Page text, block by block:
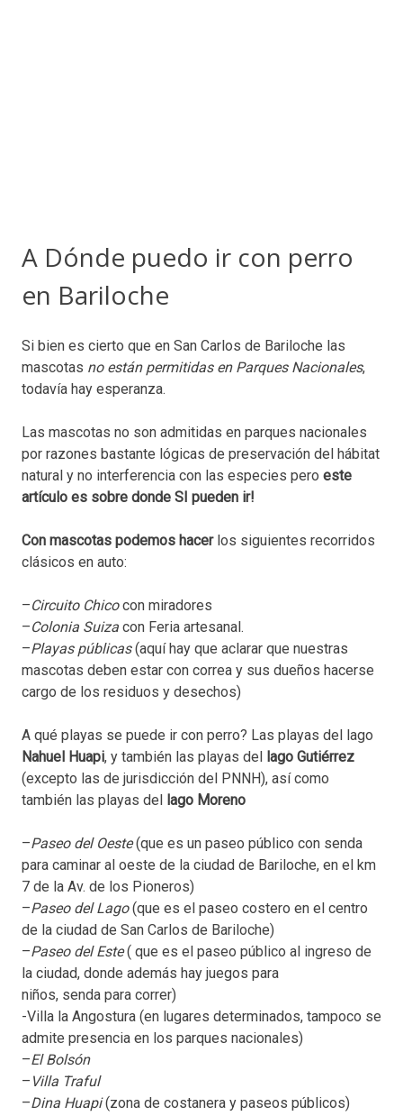
A Dónde puedo ir con perro
en Bariloche
Si bien es cierto que en San Carlos de Bariloche las
mascotas no están permitidas en Parques Nacionales,
todavía hay esperanza.
Las mascotas no son admitidas en parques nacionales
por razones bastante lógicas de preservación del hábitat
natural y no interferencia con las especies pero este
artículo es sobre donde SI pueden ir!
Con mascotas podemos hacerlos siguientes recorridos
clásicos en auto:
–Circuito Chicocon miradores
–Colonia Suiza con Feria artesanal.
–Playas públicas(aquí hay que aclarar que nuestras
mascotas deben estar con correa y sus dueños hacerse
cargo de los residuos y desechos)
A qué playas se puede ir con perro? Las playas del lago
Nahuel Huapi, y también las playas del lago Gutiérrez
(excepto las de jurisdicción del PNNH), así como
también las playas del lago Moreno
–Paseo del Oeste(que es un paseo público con senda
para caminar al oeste de la ciudad de Bariloche, en el km
7 de la Av. de los Pioneros)
–Paseo del Lago(que es el paseo costero en el centro
de la ciudad de San Carlos de Bariloche)
–Paseo del Este( que es el paseo público al ingreso de
la ciudad, donde además hay juegos para
niños, senda para correr)
-Villa la Angostura (en lugares determinados, tampoco se
admite presencia en los parques nacionales)
–El Bolsón
– Villa Traful
–Dina Huapi(zona de costanera y paseos públicos)